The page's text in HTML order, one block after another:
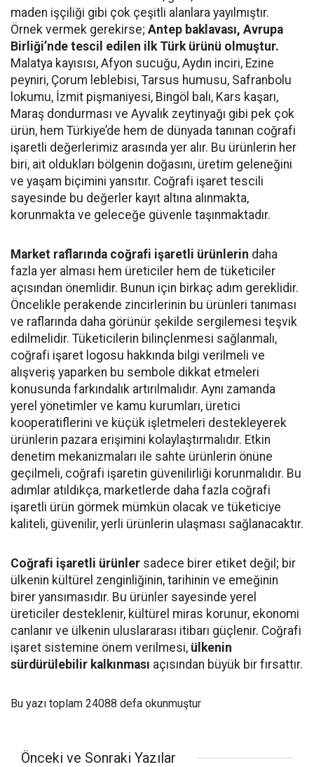
maden işçiliği gibi çok çeşitli alanlara yayılmıştır.
Örnek vermek gerekirse; Antep baklavası, Avrupa
Birliği’nde tescil edilen ilk Türk ürünü olmuştur.
Malatya kayısısı, Afyon sucuğu, Aydın inciri, Ezine
peyniri, Çorum leblebisi, Tarsus humusu, Safranbolu
lokumu, İzmit pişmaniyesi, Bingöl balı, Kars kaşarı,
Maraş dondurması ve Ayvalık zeytinyağı gibi pek çok
ürün, hem Türkiye’de hem de dünyada tanınan coğrafi
işaretli değerlerimiz arasında yer alır. Bu ürünlerin her
biri, ait oldukları bölgenin doğasını, üretim geleneğini
ve yaşam biçimini yansıtır. Coğrafi işaret tescili
sayesinde bu değerler kayıt altına alınmakta,
korunmakta ve geleceğe güvenle taşınmaktadır.
Market raflarında coğrafi işaretli ürünlerin daha
fazla yer alması hem üreticiler hem de tüketiciler
açısından önemlidir. Bunun için birkaç adım gereklidir.
Öncelikle perakende zincirlerinin bu ürünleri tanıması
ve raflarında daha görünür şekilde sergilemesi teşvik
edilmelidir. Tüketicilerin bilinçlenmesi sağlanmalı,
coğrafi işaret logosu hakkında bilgi verilmeli ve
alışveriş yaparken bu sembole dikkat etmeleri
konusunda farkındalık artırılmalıdır. Aynı zamanda
yerel yönetimler ve kamu kurumları, üretici
kooperatiflerini ve küçük işletmeleri destekleyerek
ürünlerin pazara erişimini kolaylaştırmalıdır. Etkin
denetim mekanizmaları ile sahte ürünlerin önüne
geçilmeli, coğrafi işaretin güvenilirliği korunmalıdır. Bu
adımlar atıldıkça, marketlerde daha fazla coğrafi
işaretli ürün görmek mümkün olacak ve tüketiciye
kaliteli, güvenilir, yerli ürünlerin ulaşması sağlanacaktır.
Coğrafi işaretli ürünler sadece birer etiket değil; bir
ülkenin kültürel zenginliğinin, tarihinin ve emeğinin
birer yansımasıdır. Bu ürünler sayesinde yerel
üreticiler desteklenir, kültürel miras korunur, ekonomi
canlanır ve ülkenin uluslararası itibarı güçlenir. Coğrafi
işaret sistemine önem verilmesi, ülkenin
sürdürülebilir kalkınması açısından büyük bir fırsattır.
Bu yazı toplam 24088 defa okunmuştur
Önceki ve Sonraki Yazılar